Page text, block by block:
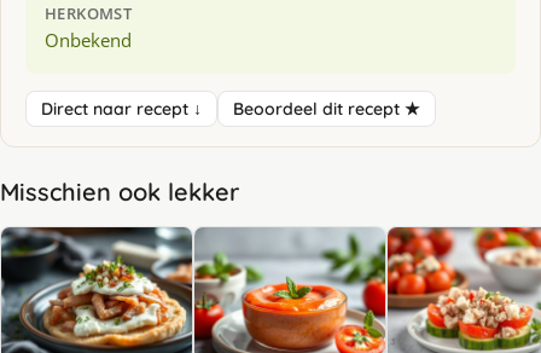
HERKOMST
Onbekend
Direct naar recept ↓ Beoordeel dit recept ★
Misschien ook lekker